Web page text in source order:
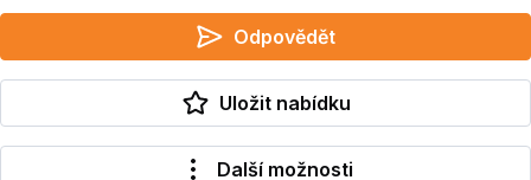
Odpovědět
Uložit nabídku
Další možnosti